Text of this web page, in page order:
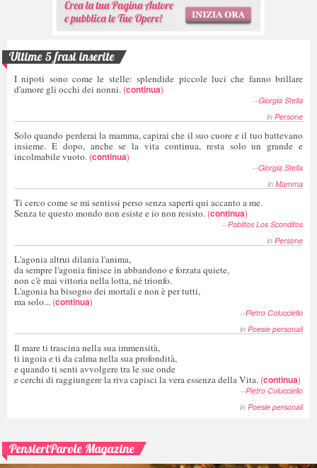
Ultime 5 frasi inserite
I nipoti sono come le stelle: splendide piccole luci che fanno brillare
d'amore gli occhi dei nonni. (continua)
--Giorgia Stella
in Persone
Solo quando perderai la mamma, capirai che il suo cuore e il tuo battevano
insieme. E dopo, anche se la vita continua, resta solo un grande e
incolmabile vuoto. (continua)
--Giorgia Stella
in Mamma
Ti cerco come se mi sentissi perso senza saperti qui accanto a me.
Senza te questo mondo non esiste e io non resisto. (continua)
--Pablitos Los Sconditos
in Persone
L'agonia altrui dilania l'anima,
da sempre l'agonia finisce in abbandono e forzata quiete,
non c'è mai vittoria nella lotta, né trionfo.
L'agonia ha bisogno dei mortali e non è per tutti,
ma solo... (continua)
--Pietro Colucciello
in Poesie personali
Il mare ti trascina nella sua immensità,
ti ingoia e ti da calma nella sua profondità,
e quando ti senti avvolgere tra le sue onde
e cerchi di raggiungere la riva capisci la vera essenza della Vita. (continua)
--Pietro Colucciello
in Poesie personali
PensieriParole Magazine